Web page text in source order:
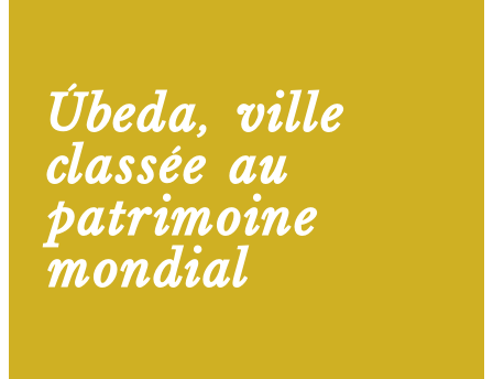
Úbeda, ville
classée au
patrimoine
mondial